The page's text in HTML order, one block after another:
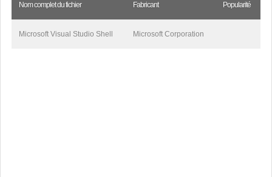
Nom complet du fichier Fabricant Popularité
Microsoft Visual Studio Shell Microsoft Corporation